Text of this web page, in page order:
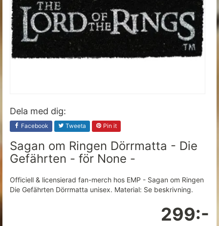
Dela med dig:
Facebook Tweeta Pin it
Sagan om Ringen Dörrmatta - Die
Gefährten - för None -
Officiell & licensierad fan-merch hos EMP - Sagan om Ringen
Die Gefährten Dörrmatta unisex. Material: Se beskrivning.
299:-